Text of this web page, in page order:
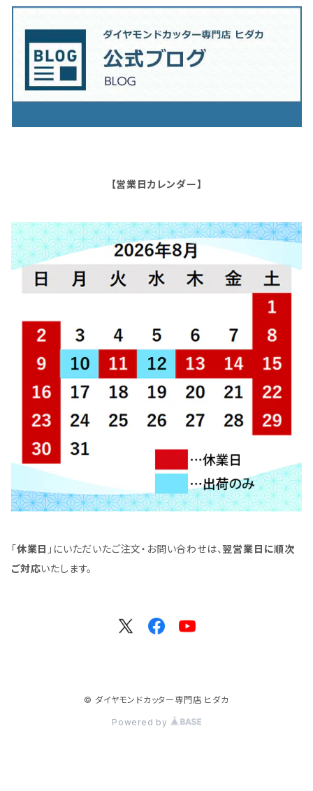
【営業日カレンダー】
「休業日 」にいただいたご注文・お問い合わせは、翌営業日に順次
ご対応いたします。
© ダイヤモンドカッター専門店 ヒダカ
Powered by